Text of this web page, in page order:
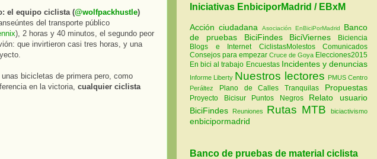
el equipo ciclista (@wolfpackhustle)
del transporte público
), 2 horas y 40 minutos, el segundo peor
que invirtieron casi tres horas, y una
bicicletas de primera pero, como
en la victoria, cualquier ciclista
Iniciativas EnbiciporMadrid / EBxM
Acción ciudadana Asociación EnBiciPorMadrid
Banco
de pruebas
BiciFindes BiciViernes
Biciencia
Blogs e Internet
CiclistasMolestos
Comunicados
Consejos para empezar Cruce de Goya Elecciones2015
En bici al trabajo Encuestas Incidentes y denuncias
Informe Liberty Nuestros lectores
PMUS Centro
Peráltez
Plano de Calles Tranquilas Propuestas
Proyecto Bicisur Puntos Negros
Relato usuario
BiciFindes
Reuniones Rutas MTB biciactivismo
enbicipormadrid
Banco de pruebas de material ciclista